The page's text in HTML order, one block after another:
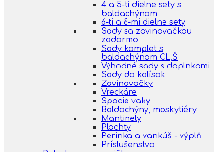
4 a 5-ti dielne sety s
baldachýnom
6-ti a 8-mi dielne sety
Sady sa zavinovačkou
zadarmo
Sady komplet s
baldachýnom CL,Š
Výhodné sady s doplnkami
Sady do kolísok
Zavinovačky
Vreckáre
Spacie vaky
Baldachýny, moskytiéry
Mantinely
Plachty
Perinka a vankúš - výplň
Príslušenstvo